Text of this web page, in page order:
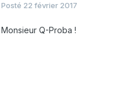
Posté 22 février 2017
Monsieur Q-Proba !